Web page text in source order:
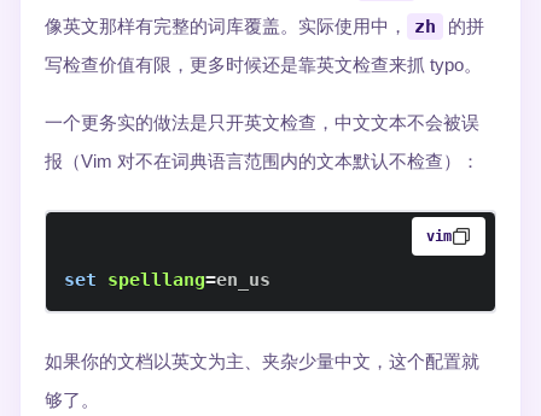
像英文那样有完整的词库覆盖。实际使用中，
zh
的拼
写检查价值有限，更多时候还是靠英文检查来抓 typo。
一个更务实的做法是只开英文检查，中文文本不会被误
报（Vim 对不在词典语言范围内的文本默认不检查）：
vim
set spelllang=en_us
如果你的文档以英文为主、夹杂少量中文，这个配置就
够了。